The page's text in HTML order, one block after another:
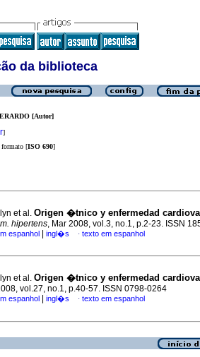
da biblioteca
[Autor]
]
[ISO 690]
et al. Origen �tnico y enfermedad
hipertens, Mar 2008, vol.3, no.1, p.2-23. ISSN
espanhol ingl�s · texto em espanhol
et al. Origen �tnico y enfermedad
vol.27, no.1, p.40-57. ISSN 0798-0264
espanhol ingl�s · texto em espanhol